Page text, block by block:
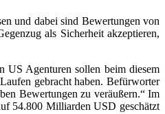
und dabei sind Bewertungen von
als Sicherheit akzeptieren,
US Agenturen sollen beim diesem
gebracht haben. Befürworter
Bewertungen zu veräußern.“ Im
54.800 Milliarden USD geschätzt